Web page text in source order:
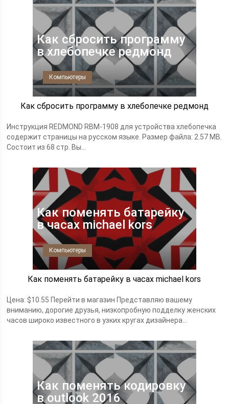
Как сбросить программу
в хлебопечке редмонд
Компьютеры
Как сбросить программу в хлебопечке редмонд
Инструкция REDMOND RBM-1908 для устройства хлебопечка
содержит страницы на русском языке. Размер файла: 2.57 MB.
Состоит из 68 стр. Вы...
Как поменять батарейку
в часах michael kors
Компьютеры
Как поменять батарейку в часах michael kors
Цена: $10.55 Перейти в магазин Представляю вашему
вниманию, дорогие друзья, низкопробную подделку женских
часов широко известного в узких кругах дизайнера...
Как поменять кодировку
в outlook 2016